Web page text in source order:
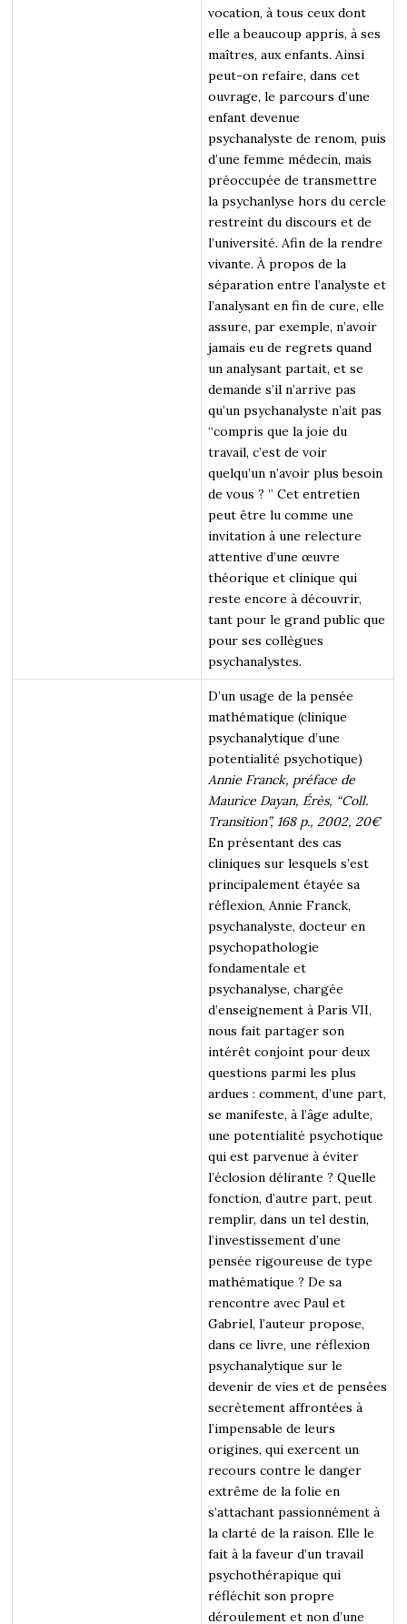
vocation, à tous ceux dont
elle a beaucoup appris, à ses
maîtres, aux enfants. Ainsi
peut-on refaire, dans cet
ouvrage, le parcours d’une
enfant devenue
psychanalyste de renom, puis
d’une femme médecin, mais
préoccupée de transmettre
la psychanlyse hors du cercle
restreint du discours et de
l’université. Afin de la rendre
vivante. À propos de la
séparation entre l’analyste et
l’analysant en fin de cure, elle
assure, par exemple, n’avoir
jamais eu de regrets quand
un analysant partait, et se
demande s’il n’arrive pas
qu’un psychanalyste n’ait pas
“compris que la joie du
travail, c’est de voir
quelqu’un n’avoir plus besoin
de vous ? ” Cet entretien
peut être lu comme une
invitation à une relecture
attentive d’une œuvre
théorique et clinique qui
reste encore à découvrir,
tant pour le grand public que
pour ses collègues
psychanalystes.
D’un usage de la pensée
mathématique (clinique
psychanalytique d’une
potentialité psychotique)
Annie Franck, préface de
Maurice Dayan, Érès, “Coll.
Transition”, 168 p., 2002, 20€
En présentant des cas
cliniques sur lesquels s’est
principalement étayée sa
réflexion, Annie Franck,
psychanalyste, docteur en
psychopathologie
fondamentale et
psychanalyse, chargée
d’enseignement à Paris VII,
nous fait partager son
intérêt conjoint pour deux
questions parmi les plus
ardues : comment, d’une part,
se manifeste, à l’âge adulte,
une potentialité psychotique
qui est parvenue à éviter
l’éclosion délirante ? Quelle
fonction, d’autre part, peut
remplir, dans un tel destin,
l’investissement d’une
pensée rigoureuse de type
mathématique ? De sa
rencontre avec Paul et
Gabriel, l’auteur propose,
dans ce livre, une réflexion
psychanalytique sur le
devenir de vies et de pensées
secrètement affrontées à
l’impensable de leurs
origines, qui exercent un
recours contre le danger
extrême de la folie en
s’attachant passionnément à
la clarté de la raison. Elle le
fait à la faveur d’un travail
psychothérapique qui
réfléchit son propre
déroulement et non d’une